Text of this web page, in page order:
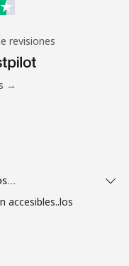
revisiones
→
accesibles..los